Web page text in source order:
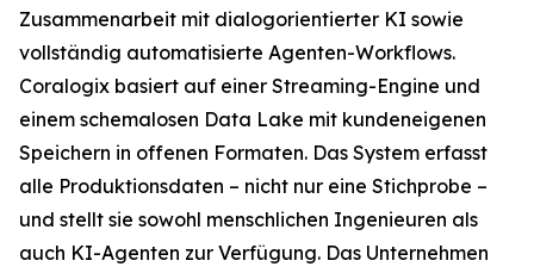
Zusammenarbeit mit dialogorientierter KI sowie
vollständig automatisierte Agenten-Workflows.
Coralogix basiert auf einer Streaming-Engine und
einem schemalosen Data Lake mit kundeneigenen
Speichern in offenen Formaten. Das System erfasst
alle Produktionsdaten – nicht nur eine Stichprobe –
und stellt sie sowohl menschlichen Ingenieuren als
auch KI-Agenten zur Verfügung. Das Unternehmen